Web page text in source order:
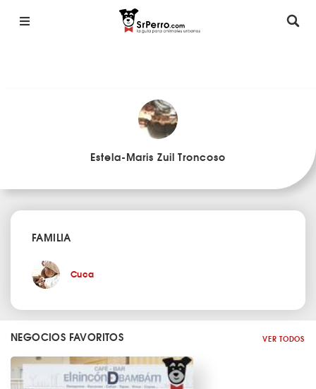
Estela-Maris Zuil Troncoso
FAMILIA
Cuca
NEGOCIOS FAVORITOS VER TODOS